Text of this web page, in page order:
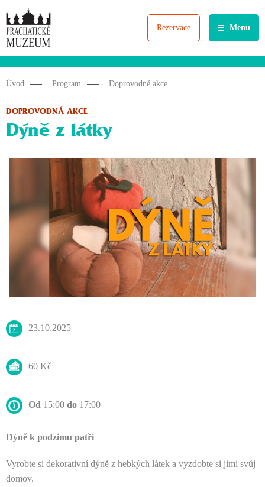
Menu
Rezervace
Úvod Program Doprovodné akce
DOPROVODNÁ AKCE
Dýně z látky
23.10.2025
60 Kč
Od 15:00 do 17:00
Dýně k podzimu patří
Vyrobte si dekorativní dýně z hebkých látek a vyzdobte si jimi svůj
domov.